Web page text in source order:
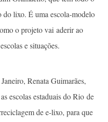
do lixo. É uma escola-modelo
o projeto vai aderir ao
e situações.
Renata Guimarães,
escolas estaduais do Rio de
de e-lixo, para que